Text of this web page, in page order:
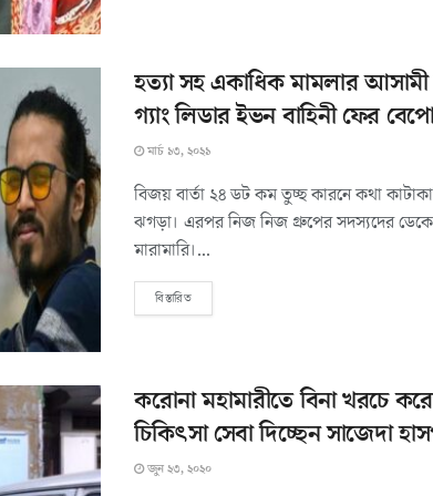
হত্যা সহ একাধিক মামলার
গ্যাং লিডার ইভন বাহিনী ফের
মার্চ ১৩, ২০২১
বিজয় বার্তা ২৪ ডট কম তুচ্ছ কারনে কথা
ঝগড়া। এরপর নিজ নিজ গ্রুপের সদস্যদের ডেকে
মারামারি।...
বিস্তারিত
করোনা মহামারীতে বিনা খরচে
চিকিৎসা সেবা দিচ্ছেন সাজেদা
জুন ২৩, ২০২০